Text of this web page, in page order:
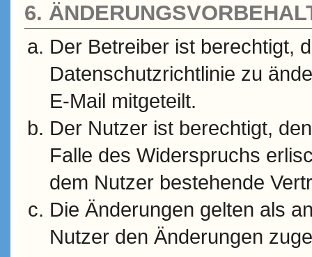
6.
Der Betreiber ist berechtigt,
Datenschutzrichtlinie zu
E-Mail mitgeteilt.
Der Nutzer ist berechtigt,
Falle des Widerspruchs
dem Nutzer bestehende
Die Änderungen gelten als
Nutzer den Änderungen